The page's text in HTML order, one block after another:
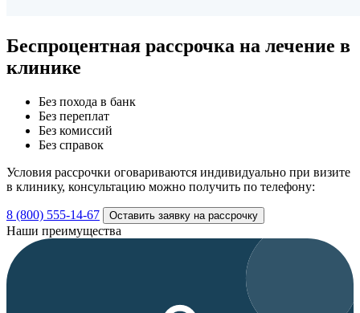
Беспроцентная рассрочка на лечение в
клинике
Без похода в банк
Без переплат
Без комиссий
Без справок
Условия рассрочки оговариваются индивидуально при визите
в клинику, консультацию можно получить по телефону:
8 (800) 555-14-67 Оставить заявку на рассрочку
Наши преимущества